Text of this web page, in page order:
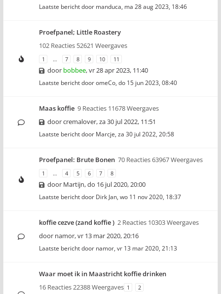
Laatste bericht door manduca, ma 28 aug 2023, 18:46
Proefpanel; Little Roastery
102 Reacties 52621 Weergaves
1 … 7 8 9 10 11
door bobbee,vr 28 apr 2023, 11:40
Laatste bericht dooromeCo, do 15 jun 2023, 08:40
Maas koffie 9 Reacties 11678 Weergaves
doorcremalover,za 30 jul 2022, 11:51
Laatste bericht door Marcje, za 30 jul 2022, 20:58
Proefpanel: Brute Bonen 70 Reacties 63967 Weergaves
1 … 4 5 6 7 8
door Martijn,do 16 jul 2020, 20:00
Laatste bericht door Dirk Jan, wo 11 nov 2020, 18:37
koffie cezve (zand koffie ) 2 Reacties 10303 Weergaves
door namor,vr 13 mar 2020, 20:16
Laatste bericht door namor, vr 13 mar 2020, 21:13
Waar moet ik in Maastricht koffie drinken
16 Reacties 22388 Weergaves 1 2